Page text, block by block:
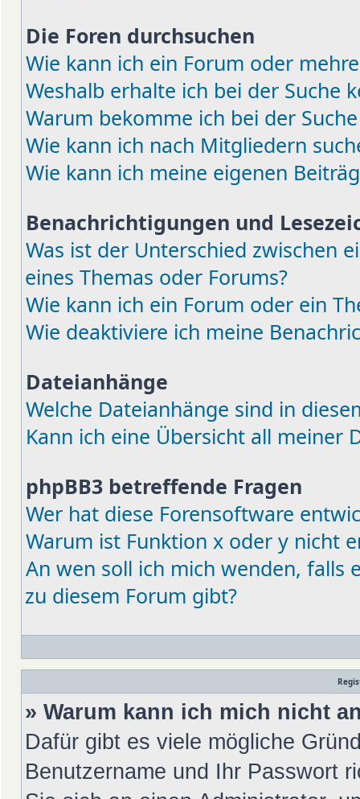
Die Foren durchsuchen
Wie kann ich ein Forum oder
Weshalb erhalte ich bei der Suche
Warum bekomme ich bei der
Wie kann ich nach Mitgliedern
Wie kann ich meine eigenen
Benachrichtigungen und
Was ist der Unterschied zwischen
eines Themas oder Forums?
Wie kann ich ein Forum oder ein
Wie deaktiviere ich meine
Dateianhänge
Welche Dateianhänge sind in
Kann ich eine Übersicht all meiner
phpBB3 betreffende Fragen
Wer hat diese Forensoftware
Warum ist Funktion x oder y nicht
An wen soll ich mich wenden, falls
zu diesem Forum gibt?
» Warum kann ich mich nicht
Dafür gibt es viele mögliche
Benutzername und Ihr Passwort